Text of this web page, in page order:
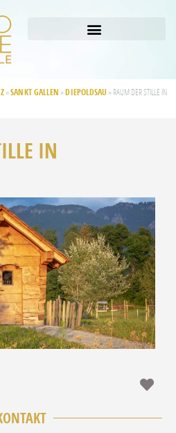
»SANKT GALLEN »DIEPOLDSAU » RAUM DER STILLE IN
IN